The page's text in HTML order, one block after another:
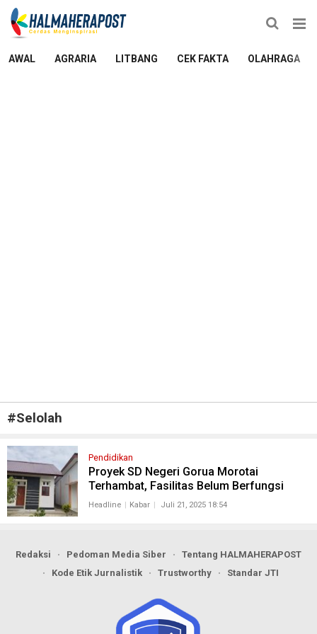
AWAL AGRARIA LITBANG CEK FAKTA OLAHRAGA
#Selolah
Pendidikan
Proyek SD Negeri Gorua Morotai
Terhambat, Fasilitas Belum Berfungsi
Headline Kabar Juli 21, 2025 18:54
Redaksi Pedoman Media Siber
Tentang HALMAHERAPOST
Kode Etik Jurnalistik
Trustworthy Standar JTI